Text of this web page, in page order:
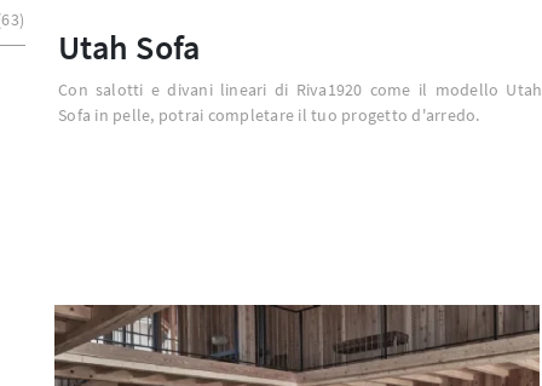
Utah Sofa
Con salotti e divani lineari di Riva1920 come il modello Utah
Sofa in pelle, potrai completare il tuo progetto d'arredo.
63